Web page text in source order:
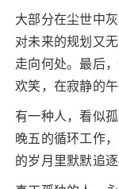
大部分在尘世中
对未来的规划又
走向何处。最后
欢笑，在寂静的午
有一种人，看似
晚五的循环工作
的岁月里默默追